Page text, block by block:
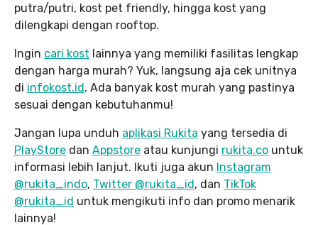
putra/putri, kost pet friendly, hingga kost yang
dilengkapi dengan rooftop.
Ingin cari kost lainnya yang memiliki fasilitas lengkap
dengan harga murah? Yuk, langsung aja cek unitnya
di infokost.id. Ada banyak kost murah yang pastinya
sesuai dengan kebutuhanmu!
Jangan lupa unduh aplikasi Rukita yang tersedia di
PlayStore dan Appstore atau kunjungi rukita.co untuk
informasi lebih lanjut. Ikuti juga akun Instagram
@rukita_indo, Twitter @rukita_id, dan TikTok
@rukita_id untuk mengikuti info dan promo menarik
lainnya!